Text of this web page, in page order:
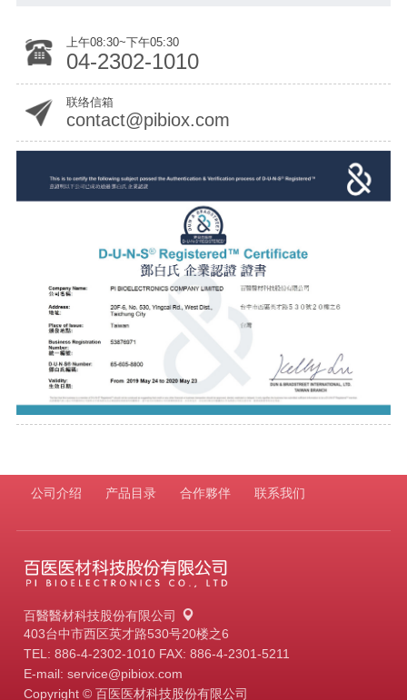
上午08:30~下午05:30
04-2302-1010
联络信箱
contact@pibiox.com
公司介绍 产品目录 合作夥伴 联系我们
百醫醫材科技股份有限公司
403台中市西区英才路530号20楼之6
TEL:886-4-2302-1010 FAX: 886-4-2301-5211
E-mail:service@pibiox.com
Copyright © 百医医材科技股份有限公司